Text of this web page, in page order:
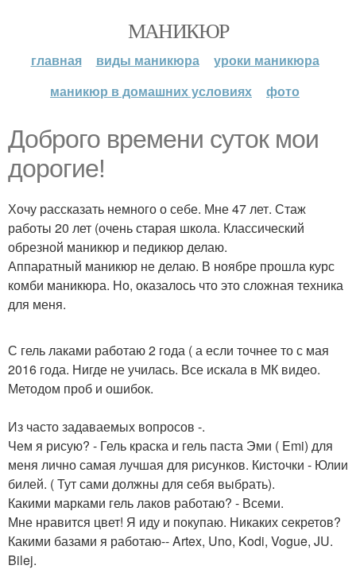
МАНИКЮР
главная виды маникюра
уроки маникюра
маникюр в домашних условиях
фото
Доброго времени суток мои
дорогие!
Хочу рассказать немного о себе. Мне 47 лет. Стаж
работы 20 лет (очень старая школа. Классический
обрезной маникюр и педикюр делаю.
Аппаратный маникюр не делаю. В ноябре прошла курс
комби маникюра. Но, оказалось что это сложная техника
для меня.
С гель лаками работаю 2 года ( а если точнее то с мая
2016 года. Нигде не училась. Все искала в МК видео.
Методом проб и ошибок.
Из часто задаваемых вопросов -.
Чем я рисую? - Гель краска и гель паста Эми ( Emi) для
меня лично самая лучшая для рисунков. Кисточки - Юлии
билей. ( Тут сами должны для себя выбрать).
Какими марками гель лаков работаю? - Всеми.
Мне нравится цвет! Я иду и покупаю. Никаких секретов?
Какими базами я работаю-- Artex, Uno, Kodi, Vogue, JU.
Bilej.